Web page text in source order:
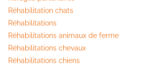
Réhabilitation chats
Réhabilitations
Réhabilitations animaux de ferme
Réhabilitations chevaux
Réhabilitations chiens